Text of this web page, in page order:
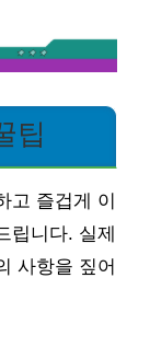
팁
고 즐겁게 이
립니다. 실제
사항을 짚어